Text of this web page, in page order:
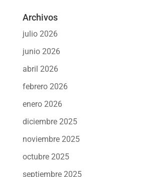
Archivos
julio 2026
junio 2026
abril 2026
febrero 2026
enero 2026
diciembre 2025
noviembre 2025
octubre 2025
septiembre 2025